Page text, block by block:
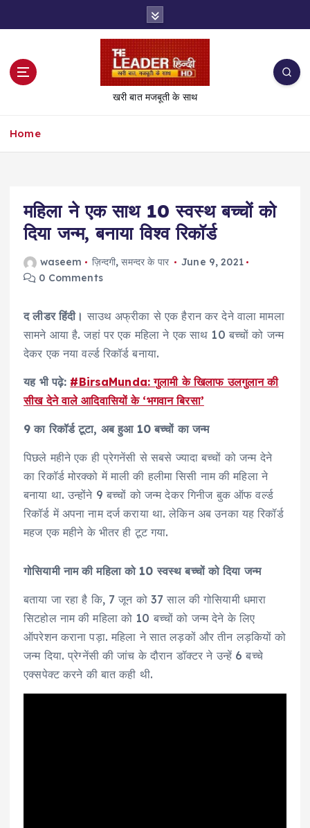
t
खरी बात मजबूती के साथ
Home
महिला ने एक साथ 10 स्वस्थ बच्चों को
दिया जन्म, बनाया विश्व रिकॉर्ड
waseem ज़िन्दगी,समन्दर के पार
June 9, 2021
0 Comments
द लीडर हिंदी। साउथ अफ्रीका से एक हैरान कर देने वाला मामला
सामने आया है. जहां पर एक महिला ने एक साथ 10 बच्चों को जन्म
देकर एक नया वर्ल्ड रिकॉर्ड बनाया.
यह भी पढ़े: #BirsaMunda: गुलामी के खिलाफ उलगुलान की
सीख देने वाले आदिवासियों के ‘भगवान बिरसा’
9 का रिकॉर्ड टूटा, अब हुआ 10 बच्चों का जन्म
पिछले महीने एक ही प्रेगनेंसी से सबसे ज्यादा बच्‍चों को जन्म देने
का रिकॉर्ड मोरक्को में माली की हलीमा सिसी नाम की महिला ने
बनाया था. उन्होंने 9 बच्चों को जन्म देकर गिनीज बुक ऑफ वर्ल्ड
रिकॉर्ड में अपना नाम दर्ज कराया था. लेकिन अब उनका यह रिकॉर्ड
महज एक महीने के भीतर ही टूट गया.
गोसियामी नाम की महिला को 10 स्वस्थ बच्चों को दिया जन्म
बताया जा रहा है कि, 7 जून को 37 साल की गोसियामी धमारा
सिटहोल नाम की महिला को 10 बच्चों को जन्म देने के लिए
ऑपरेशन कराना पड़ा. महिला ने सात लड़कों और तीन लड़कियों को
जन्म दिया. प्रेग्नेंसी की जांच के दौरान डॉक्टर ने उन्हें 6 बच्‍चे
एक्‍सपेक्‍ट करने की बात कही थी.